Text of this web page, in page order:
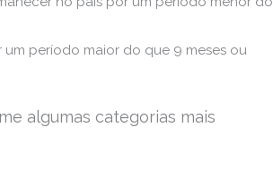
período maior do que 9 meses ou
algumas categorias mais